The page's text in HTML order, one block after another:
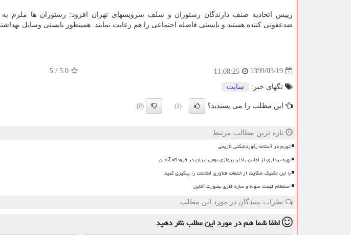
رییس اتحادیه صنف دارندگان رستوران و سلف سرویسهای تهران افزود: رستوران ها ملزم
ضدعفونی کننده هستند و بایستی فاصله اجتماعی را هم رعایت نمایند. همینطور بایستی وسایل
1399/03/19
11:08:25
5.0
/
5
تگهای خبر: سایت
این مطلب را می پسندید؟ (1)
(0)
تازه ترین مطالب مرتبط
تورم در آستانه رکوردشکنی تاریخی
بهره برداری از اولین رادار پروازی بومی ایران در فرودگاه آبادان
با این تکنیک شکایت از خدمات فناوری اطلاعات را پیگیری کنید
استعلام قیمت سوله و سازه فلزی بصورت آنلاین
نظرات بینندگان در مورد این مطلب
لطفا شما همدر مورد این مطلبنظر دهید